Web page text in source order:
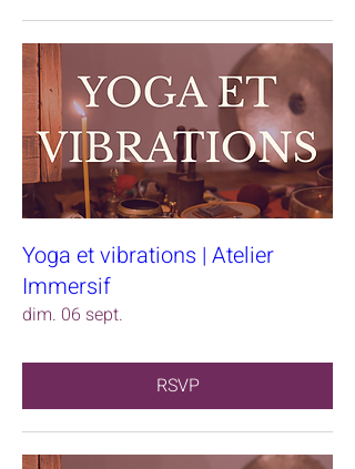
Yoga et vibrations | Atelier
Immersif
dim. 06 sept.
RSVP